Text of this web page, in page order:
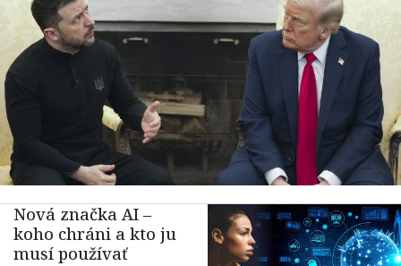
Nová značka AI –
koho chráni a kto ju
musí používať